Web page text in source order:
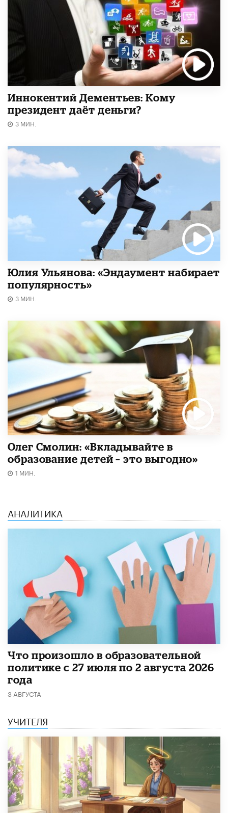
Иннокентий Дементьев: Кому
президент даёт деньги?
3 МИН.
Юлия Ульянова: «Эндаумент набирает
популярность»
3 МИН.
Олег Смолин: «Вкладывайте в
образование детей – это выгодно»
1 МИН.
АНАЛИТИКА
​Что произошло в образовательной
политике с 27 июля по 2 августа 2026
года
3 АВГУСТА
УЧИТЕЛЯ